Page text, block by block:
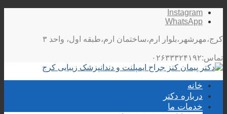
Instagram
WhatsApp
کرج،مهرشهر،بلوار ارم،ساختمان ارم،طبقه اول، واحد ۳
تماس:۰۲۶۳۳۳۲۴۱۹۲
خانه
درباره دکتر
خدمات ما